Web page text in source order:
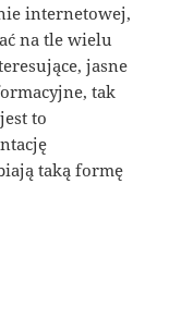
internetowej,
na tle wielu
jasne
tak
to
taką formę